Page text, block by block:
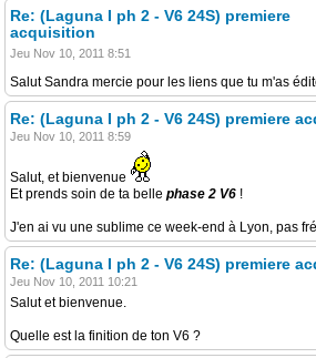
Re: (Laguna I ph 2 - V6 24S) premiere
acquisition
Jeu Nov 10, 2011 8:51
Salut Sandra mercie pour les liens que tu m'as
Re: (Laguna I ph 2 - V6 24S) premiere
Jeu Nov 10, 2011 8:59
Salut, et bienvenue
Et prends soin de ta belle phase 2 V6 !
J'en ai vu une sublime ce week-end à Lyon, pas
Re: (Laguna I ph 2 - V6 24S) premiere
Jeu Nov 10, 2011 10:21
Salut et bienvenue.
Quelle est la finition de ton V6 ?